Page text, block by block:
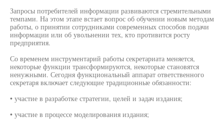
Запросы потребителей информации развиваются стремительными
темпами. На этом этапе встает вопрос об обучении новым методам
работы, о принятии сотрудниками современных способов подачи
информации или об увольнении тех, кто противится росту
предприятия.
Со временем инструментарий работы секретариата меняется,
некоторые функции трансформируются, некоторые становятся
ненужными. Сегодня функциональный аппарат ответственного
секретаря включает следующие традиционные обязанности:
• участие в разработке стратегии, целей и задач издания;
• участие в процессе моделирования издания;